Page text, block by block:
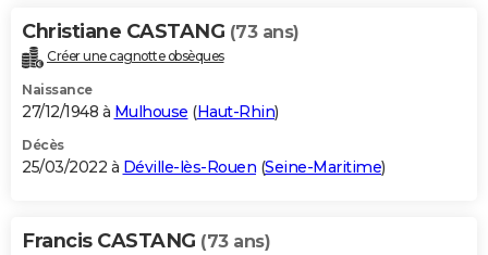
Christiane CASTANG (73 ans)
Créer une cagnotte obsèques
Naissance
27/12/1948 à Mulhouse (Haut-Rhin)
Décès
25/03/2022 à Déville-lès-Rouen (Seine-Maritime)
Francis CASTANG (73 ans)